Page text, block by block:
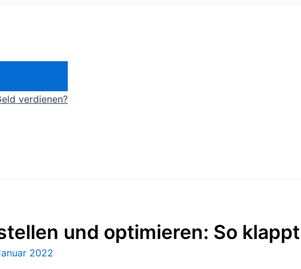
verdienen?
und optimieren: So
2022